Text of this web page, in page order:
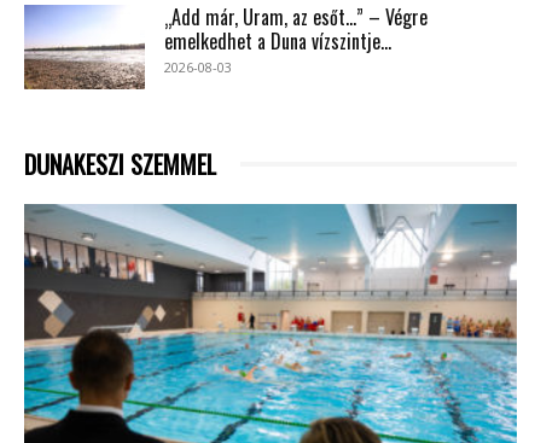
„Add már, Uram, az esőt…” – Végre
emelkedhet a Duna vízszintje...
2026-08-03
DUNAKESZI SZEMMEL